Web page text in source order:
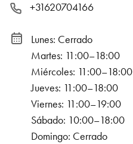
+31620704166
Lunes: Cerrado
Martes: 11:00–18:00
Miércoles: 11:00–18:00
Jueves: 11:00–18:00
Viernes: 11:00–19:00
Sábado: 10:00–18:00
Domingo: Cerrado